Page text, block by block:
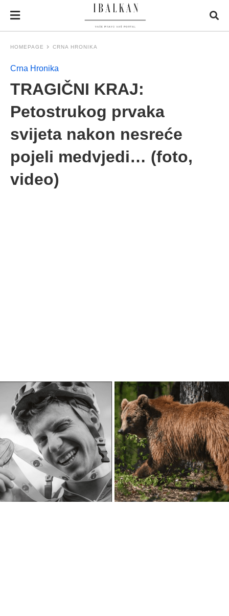
HOMEPAGE CRNA HRONIKA
Crna Hronika
TRAGIČNI KRAJ:
Petostrukog prvaka
svijeta nakon nesreće
pojeli medvjedi… (foto,
video)